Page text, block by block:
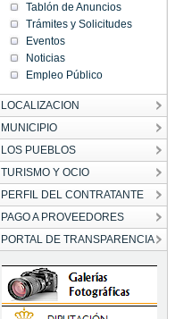
Tablón de Anuncios
Trámites y Solicitudes
Eventos
Noticias
Empleo Público
LOCALIZACION
MUNICIPIO
LOS PUEBLOS
TURISMO Y OCIO
PERFIL DEL CONTRATANTE
PAGO A PROVEEDORES
PORTAL DE TRANSPARENCIA